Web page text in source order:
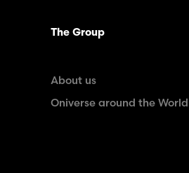
The Group
About us
Oniverse around the World